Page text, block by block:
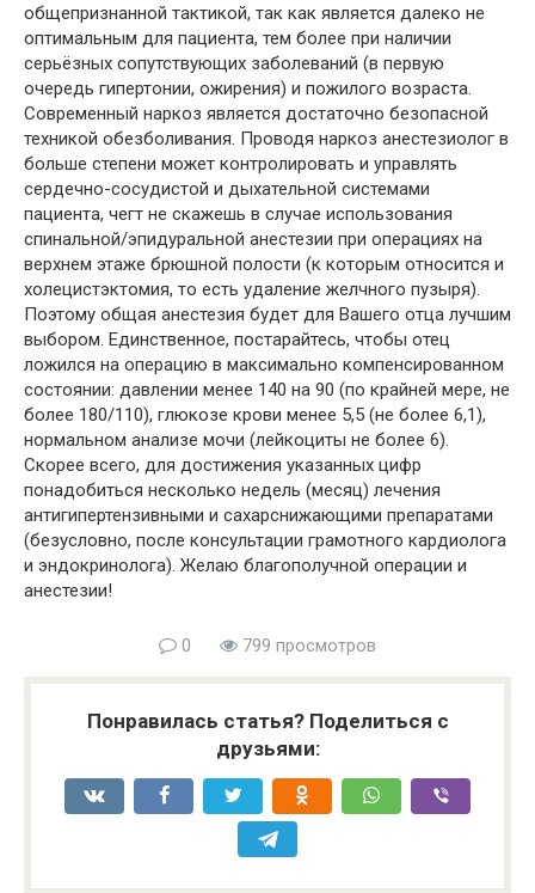
общепризнанной тактикой, так как является далеко не
оптимальным для пациента, тем более при наличии
серьёзных сопутствующих заболеваний (в первую
очередь гипертонии, ожирения) и пожилого возраста.
Современный наркоз является достаточно безопасной
техникой обезболивания. Проводя наркоз анестезиолог в
больше степени может контролировать и управлять
сердечно-сосудистой и дыхательной системами
пациента, чегт не скажешь в случае использования
спинальной/эпидуральной анестезии при операциях на
верхнем этаже брюшной полости (к которым относится и
холецистэктомия, то есть удаление желчного пузыря).
Поэтому общая анестезия будет для Вашего отца лучшим
выбором. Единственное, постарайтесь, чтобы отец
ложился на операцию в максимально компенсированном
состоянии: давлении менее 140 на 90 (по крайней мере, не
более 180/110), глюкозе крови менее 5,5 (не более 6,1),
нормальном анализе мочи (лейкоциты не более 6).
Скорее всего, для достижения указанных цифр
понадобиться несколько недель (месяц) лечения
антигипертензивными и сахарснижающими препаратами
(безусловно, после консультации грамотного кардиолога
и эндокринолога). Желаю благополучной операции и
анестезии!
0 799 просмотров
Понравилась статья? Поделиться с
друзьями: